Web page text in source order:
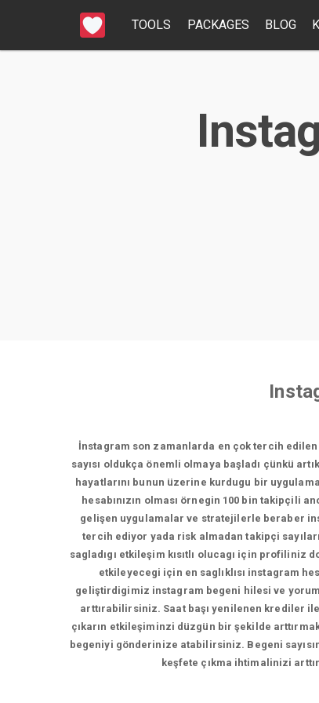
TOOLS PACKAGES BLOG
İnstagram son zamanlarda en çok tercih edilen
sayısı oldukça önemli olmaya başladı çünkü
hayatlarını bunun üzerine kurdugu bir
hesabınızın olması örnegin 100 bin
gelişen uygulamalar ve stratejilerle beraber
tercih ediyor yada risk almadan takipçi
sagladıgı etkileşim kısıtlı olucagı için
etkileyecegi için en saglıklısı instagram
geliştirdigimiz instagram begeni hilesi ve
arttırabilirsiniz. Saat başı yenilenen krediler
çıkarın etkileşiminzi düzgün bir şekilde
begeniyi gönderinize atabilirsiniz. Begeni
keşfete çıkma ihtimalinizi